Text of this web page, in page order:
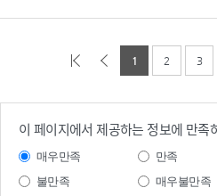
1 2 3
이 페이지에서 제공하는 정보에 만족
매우만족 만족
불만족
매우불만족